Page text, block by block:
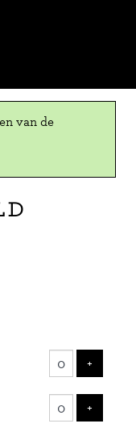
van de
+
+